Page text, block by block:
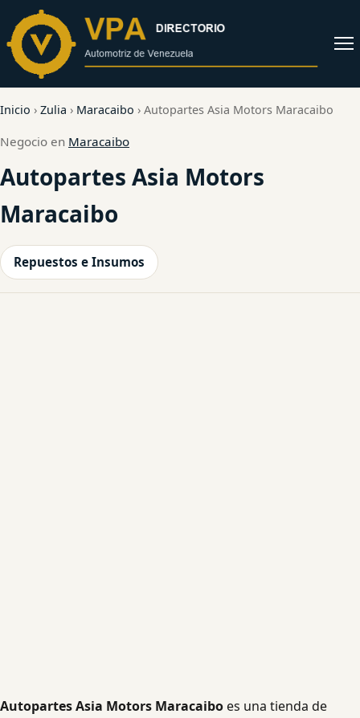
contenido
Abrir
Inicio › Zulia › Maracaibo › Autopartes Asia Motors Maracaibo
Negocio en Maracaibo
Autopartes Asia Motors
Maracaibo
Repuestos e Insumos
Autopartes Asia Motors Maracaiboes una tienda de